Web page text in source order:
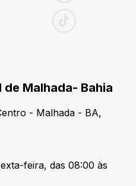
Malhada- Bahia
- Malhada - BA,
feira, das 08:00 às